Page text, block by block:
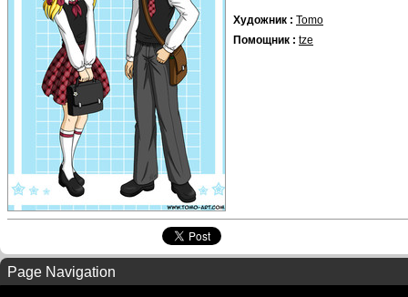
Художник : Tomo
Помощник : tze
Page Navigation